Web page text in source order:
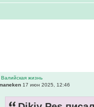
Валийская жизнь
17 июн 2025, 12:46